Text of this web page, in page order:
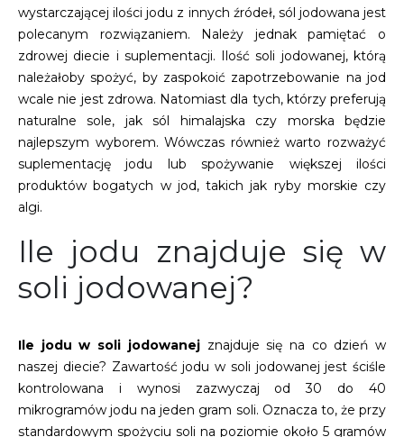
wystarczającej ilości jodu z innych źródeł, sól jodowana jest
polecanym rozwiązaniem. Należy jednak pamiętać o
zdrowej diecie i suplementacji. Ilość soli jodowanej, którą
należałoby spożyć, by zaspokoić zapotrzebowanie na jod
wcale nie jest zdrowa. Natomiast dla tych, którzy preferują
naturalne sole, jak sól himalajska czy morska będzie
najlepszym wyborem. Wówczas również warto rozważyć
suplementację jodu lub spożywanie większej ilości
produktów bogatych w jod, takich jak ryby morskie czy
algi.
Ile jodu znajduje się w
soli jodowanej?
Ile jodu w soli jodowanejznajduje się na co dzień w
naszej diecie? Zawartość jodu w soli jodowanej jest ściśle
kontrolowana i wynosi zazwyczaj od 30 do 40
mikrogramów jodu na jeden gram soli. Oznacza to, że przy
standardowym spożyciu soli na poziomie około 5 gramów